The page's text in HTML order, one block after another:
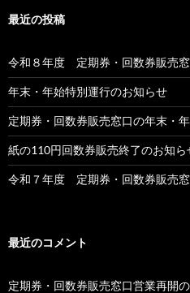
最近の投稿
令和８年度 定期券・回数券販売
年末・年始特別運行のお知らせ
定期券・回数券販売窓口の年末・
紙の110円回数券販売終了のお知ら
令和７年度 定期券・回数券販売
最近のコメント
定期券・回数券販売窓口営業再開